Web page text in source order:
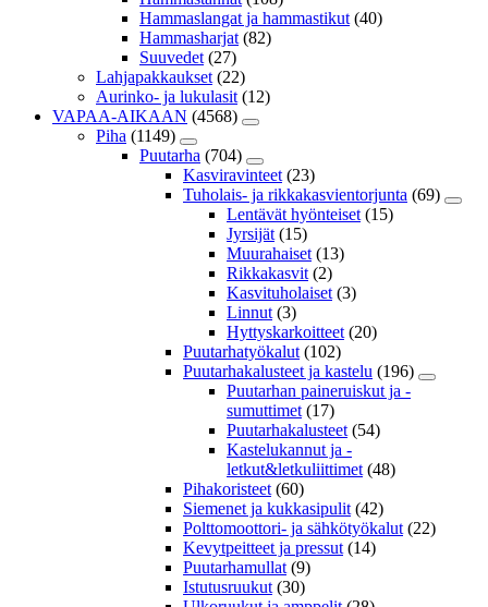
Hammaslangat ja hammastikut (40)
Hammasharjat (82)
Suuvedet (27)
Lahjapakkaukset (22)
Aurinko- ja lukulasit (12)
VAPAA-AIKAAN (4568)
Piha (1149)
Puutarha (704)
Kasviravinteet (23)
Tuholais- ja rikkakasvientorjunta (69)
Lentävät hyönteiset (15)
Jyrsijät (15)
Muurahaiset (13)
Rikkakasvit (2)
Kasvituholaiset (3)
Linnut (3)
Hyttyskarkoitteet (20)
Puutarhatyökalut (102)
Puutarhakalusteet ja kastelu (196)
Puutarhan paineruiskut ja -
sumuttimet (17)
Puutarhakalusteet (54)
Kastelukannut ja -
letkut&letkuliittimet (48)
Pihakoristeet (60)
Siemenet ja kukkasipulit (42)
Polttomoottori- ja sähkötyökalut (22)
Kevytpeitteet ja pressut (14)
Puutarhamullat (9)
Istutusruukut (30)